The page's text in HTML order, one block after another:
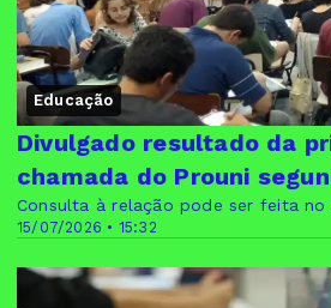
Educação
15/07/2026 • 15:32
Divulgado resultado da
chamada do Prouni
Consulta à relação pode ser feita